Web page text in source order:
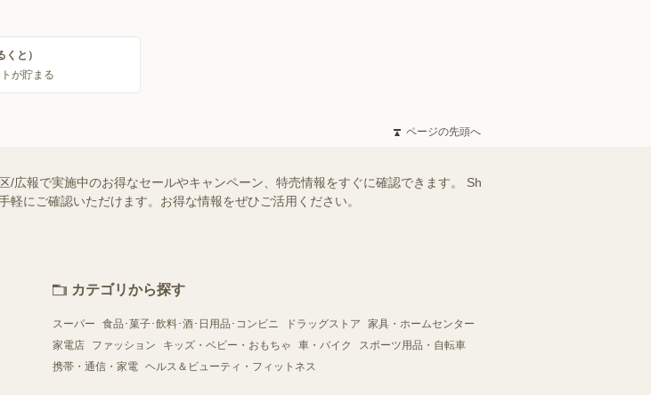
と）
が貯まる
ページの先頭へ
広報で実施中のお得なセールやキャンペーン、特売情報をすぐに確認できます。 Sh
にご確認いただけます。お得な情報をぜひご活用ください。
カテゴリから探す
スーパー 食品･菓子･飲料･酒･日用品･コンビニ ドラッグストア
家具・ホームセンター
家電店
ファッション キッズ・ベビー・おもちゃ 車・バイク
スポーツ用品・自転車
携帯・通信・家電 ヘルス＆ビューティ・フィットネス